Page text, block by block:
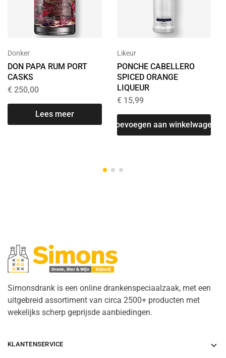
Donker
DON PAPA RUM PORT
CASKS
€ 250,00
Lees meer
Likeur
PONCHE CABELLERO
SPICED ORANGE
LIQUEUR
€15,99
Toevoegen aan winkelwagen
Simonsdrank is een online drankenspeciaalzaak, met een
uitgebreid assortiment van circa 2500+ producten met
wekelijks scherp geprijsde aanbiedingen.
KLANTENSERVICE